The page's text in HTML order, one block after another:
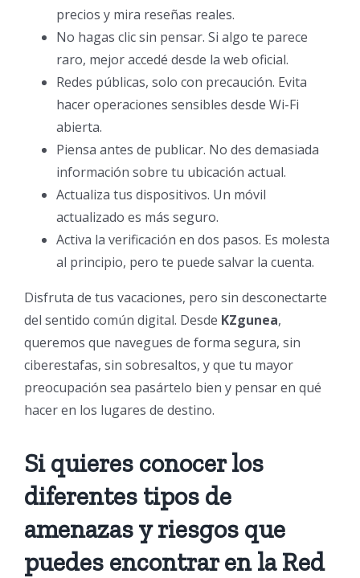
precios y mira reseñas reales.
No hagas clic sin pensar. Si algo te parece
raro, mejor accedé desde la web oficial.
Redes públicas, solo con precaución. Evita
hacer operaciones sensibles desde Wi-Fi
abierta.
Piensa antes de publicar. No des demasiada
información sobre tu ubicación actual.
Actualiza tus dispositivos. Un móvil
actualizado es más seguro.
Activa la verificación en dos pasos. Es molesta
al principio, pero te puede salvar la cuenta.
Disfruta de tus vacaciones, pero sin desconectarte
del sentido común digital. Desde KZgunea,
queremos que navegues de forma segura, sin
ciberestafas, sin sobresaltos, y que tu mayor
preocupación sea pasártelo bien y pensar en qué
hacer en los lugares de destino.
Si quieres conocer los
diferentes tipos de
amenazas y riesgos que
puedes encontrar en la Red